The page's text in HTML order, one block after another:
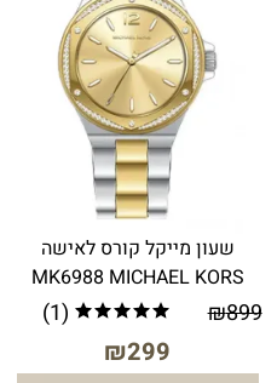
שעון מייקל קורס לאישה
MK6988 MICHAEL KORS
₪899
₪299
(1)